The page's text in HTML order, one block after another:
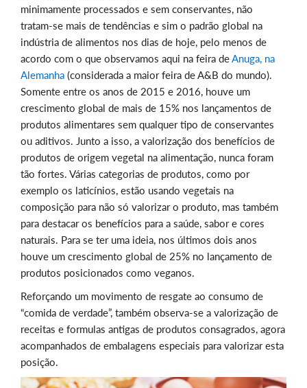
minimamente processados e sem conservantes, não
tratam-se mais de tendências e sim o padrão global na
indústria de alimentos nos dias de hoje, pelo menos de
acordo com o que observamos aqui na feira deAnuga, na
Alemanha (considerada a maior feira de A&B do mundo).
Somente entre os anos de 2015 e 2016, houve um
crescimento global de mais de 15% nos lançamentos de
produtos alimentares sem qualquer tipo de conservantes
ou aditivos. Junto a isso, a valorização dos benefícios de
produtos de origem vegetal na alimentação, nunca foram
tão fortes. Várias categorias de produtos, como por
exemplo os laticínios, estão usando vegetais na
composição para não só valorizar o produto, mas também
para destacar os benefícios para a saúde, sabor e cores
naturais. Para se ter uma ideia, nos últimos dois anos
houve um crescimento global de 25% no lançamento de
produtos posicionados como veganos.
Reforçando um movimento de resgate ao consumo de
“comida de verdade”, também observa-se a valorização de
receitas e formulas antigas de produtos consagrados, agora
acompanhados de embalagens especiais para valorizar esta
posição.